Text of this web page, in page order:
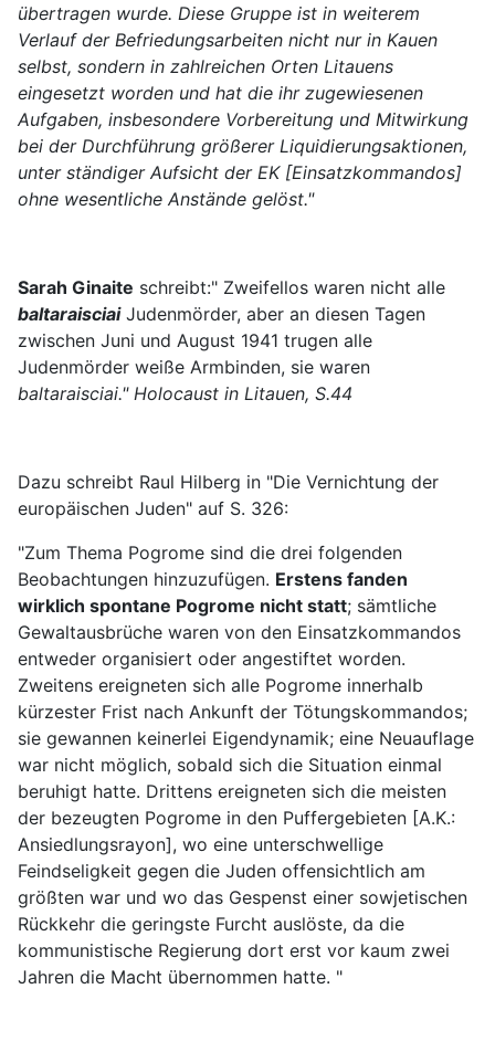
übertragen wurde. Diese Gruppe ist in weiterem
Verlauf der Befriedungsarbeiten nicht nur in Kauen
selbst, sondern in zahlreichen Orten Litauens
eingesetzt worden und hat die ihr zugewiesenen
Aufgaben, insbesondere Vorbereitung und Mitwirkung
bei der Durchführung größerer Liquidierungsaktionen,
unter ständiger Aufsicht der EK [Einsatzkommandos]
ohne wesentliche Anstände gelöst."
Sarah Ginaite schreibt:" Zweifellos waren nicht alle
baltaraisciaiJudenmörder, aber an diesen Tagen
zwischen Juni und August 1941 trugen alle
Judenmörder weiße Armbinden, sie waren
baltaraisciai." Holocaust in Litauen, S.44
Dazu schreibt Raul Hilberg in "Die Vernichtung der
europäischen Juden" auf S. 326:
"Zum Thema Pogrome sind die drei folgenden
Beobachtungen hinzuzufügen. Erstens fanden
wirklich spontane Pogrome nicht statt; sämtliche
Gewaltausbrüche waren von den Einsatzkommandos
entweder organisiert oder angestiftet worden.
Zweitens ereigneten sich alle Pogrome innerhalb
kürzester Frist nach Ankunft der Tötungskommandos;
sie gewannen keinerlei Eigendynamik; eine Neuauflage
war nicht möglich, sobald sich die Situation einmal
beruhigt hatte. Drittens ereigneten sich die meisten
der bezeugten Pogrome in den Puffergebieten [A.K.:
Ansiedlungsrayon], wo eine unterschwellige
Feindseligkeit gegen die Juden offensichtlich am
größten war und wo das Gespenst einer sowjetischen
Rückkehr die geringste Furcht auslöste, da die
kommunistische Regierung dort erst vor kaum zwei
Jahren die Macht übernommen hatte. "